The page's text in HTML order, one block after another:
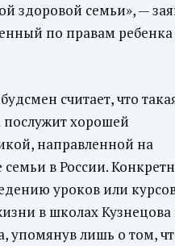
здоровой семьи», —
по правам
считает, что
послужит хорошей
направленной на
семьи в России.
уроков или
в школах Кузнецова
упомянув лишь о том,